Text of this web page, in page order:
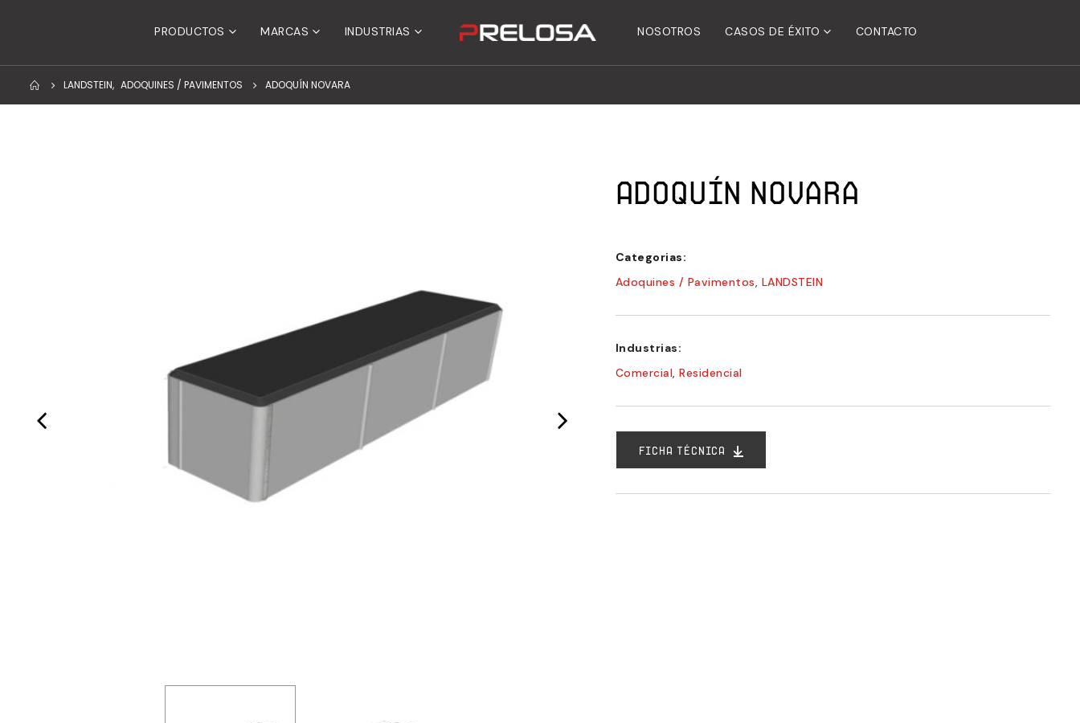
PRODUCTOS MARCAS INDUSTRIAS NOSOTROS CASOS DE ÉXITO CONTACTO
LANDSTEIN, ADOQUINES / PAVIMENTOS ADOQUÍN NOVARA
Adoquín Novara
Categorias:
Adoquines / Pavimentos, LANDSTEIN
Industrias:
Comercial, Residencial
FICHA TÉCNICA